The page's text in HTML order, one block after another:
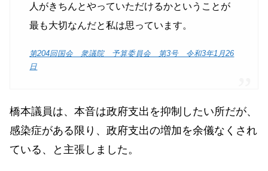
人がきちんとやっていただけるかということが
最も大切なんだと私は思っています。
第204回国会 衆議院 予算委員会 第3号 令和3年1月26
日
橋本議員は、本音は政府支出を抑制したい所だが、
感染症がある限り、政府支出の増加を余儀なくされ
ている、と主張しました。